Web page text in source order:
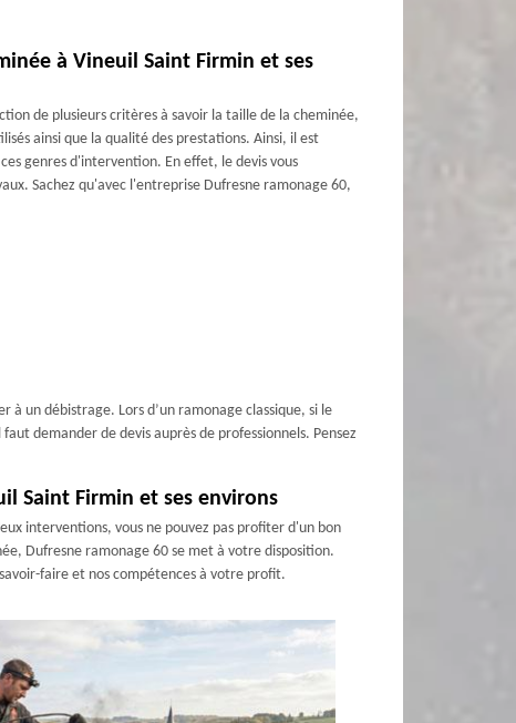
à Vineuil Saint Firmin et ses
de plusieurs critères à savoir la taille de la cheminée,
ainsi que la qualité des prestations. Ainsi, il est
genres d'intervention. En effet, le devis vous
Sachez qu'avec l'entreprise Dufresne ramonage 60,
un débistrage. Lors d’un ramonage classique, si le
demander de devis auprès de professionnels. Pensez
Saint Firmin et ses environs
interventions, vous ne pouvez pas profiter d'un bon
Dufresne ramonage 60 se met à votre disposition.
faire et nos compétences à votre profit.